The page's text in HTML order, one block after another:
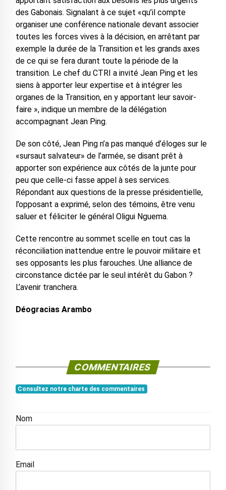
des Gabonais. Signalant à ce sujet «qu’il compte
organiser une conférence nationale devant associer
toutes les forces vives à la décision, en arrêtant par
exemple la durée de la Transition et les grands axes
de ce qui se fera durant toute la période de la
transition. Le chef du CTRI a invité Jean Ping et les
siens à apporter leur expertise et à intégrer les
organes de la Transition, en y apportant leur savoir-
faire », indique un membre de la délégation
accompagnant Jean Ping.
De son côté, Jean Ping n’a pas manqué d’éloges sur le
«sursaut salvateur» de l’armée, se disant prêt à
apporter son expérience aux côtés de la junte pour
peu que celle-ci fasse appel à ses services.
Répondant aux questions de la presse présidentielle,
l’opposant a exprimé, selon des témoins, être venu
saluer et féliciter le général Oligui Nguema.
Cette rencontre au sommet scelle en tout cas la
réconciliation inattendue entre le pouvoir militaire et
ses opposants les plus farouches. Une alliance de
circonstance dictée par le seul intérêt du Gabon ?
L’avenir tranchera.
Déogracias Arambo
COMMENTAIRES
Consultez notre charte des commentaires
Nom
Email